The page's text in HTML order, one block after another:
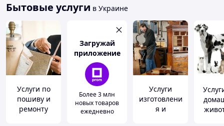
Бытовые услуги в Украине
Услуги по
пошиву и
ремонту
Загружай
приложение
Более 3 млн
новых товаров
ежедневно
Услуги
изготовлени
я и